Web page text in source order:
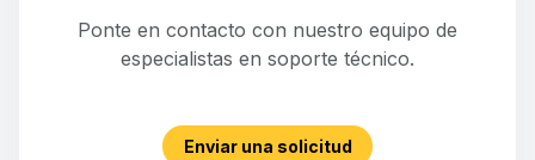
Ponte en contacto con nuestro equipo de
especialistas en soporte técnico.
Enviar una solicitud